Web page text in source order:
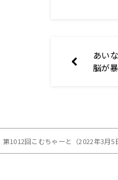
あい
脳が
第1012回こむちゃーと（2022年3月5